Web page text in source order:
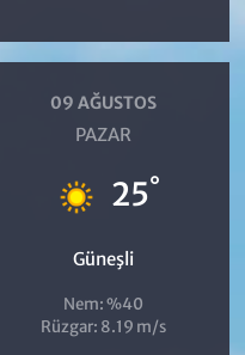
09 AĞUSTOS
PAZAR
25°
Güneşli
Nem: %40
Rüzgar: 8.19 m/s